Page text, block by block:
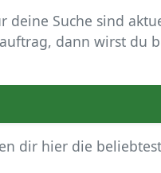
deine Suche sind
dann wirst du
dir hier die